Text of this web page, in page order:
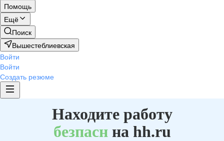
Помощь
Ещё
Поиск
Вышестеблиевская
Войти
Войти
Создать резюме
Находите работу
безпаснна hh.ru